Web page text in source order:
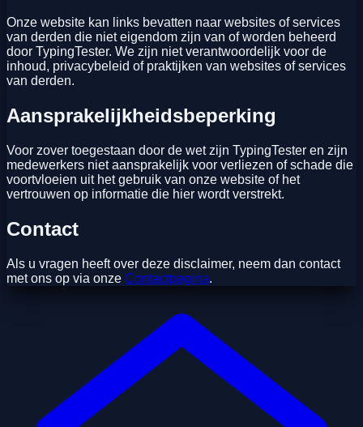
Onze website kan links bevatten naar websites of services
van derden die niet eigendom zijn van of worden beheerd
door TypingTester. We zijn niet verantwoordelijk voor de
inhoud, privacybeleid of praktijken van websites of services
van derden.
Aansprakelijkheidsbeperking
Voor zover toegestaan door de wet zijn TypingTester en zijn
medewerkers niet aansprakelijk voor verliezen of schade die
voortvloeien uit het gebruik van onze website of het
vertrouwen op informatie die hier wordt verstrekt.
Contact
Als u vragen heeft over deze disclaimer, neem dan contact
met ons op via onze Contactpagina.